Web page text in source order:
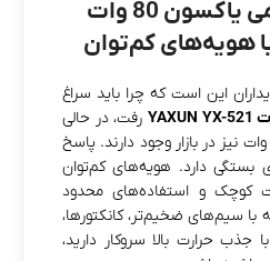
مقایسه هویه قلمی یاکسون 80 وات
این است که چرا باید سراغ
رفت، در حالی
که هویه‌های 30، 40 یا 60 وات نیز در بازار وجود دارند. پاسخ
بستگی دارد. هویه‌های کم‌توان
کوچک و استفاده‌های محدود
با سیم‌های ضخیم‌تر، کانکتورها،
جذب حرارت بالا سروکار دارید،